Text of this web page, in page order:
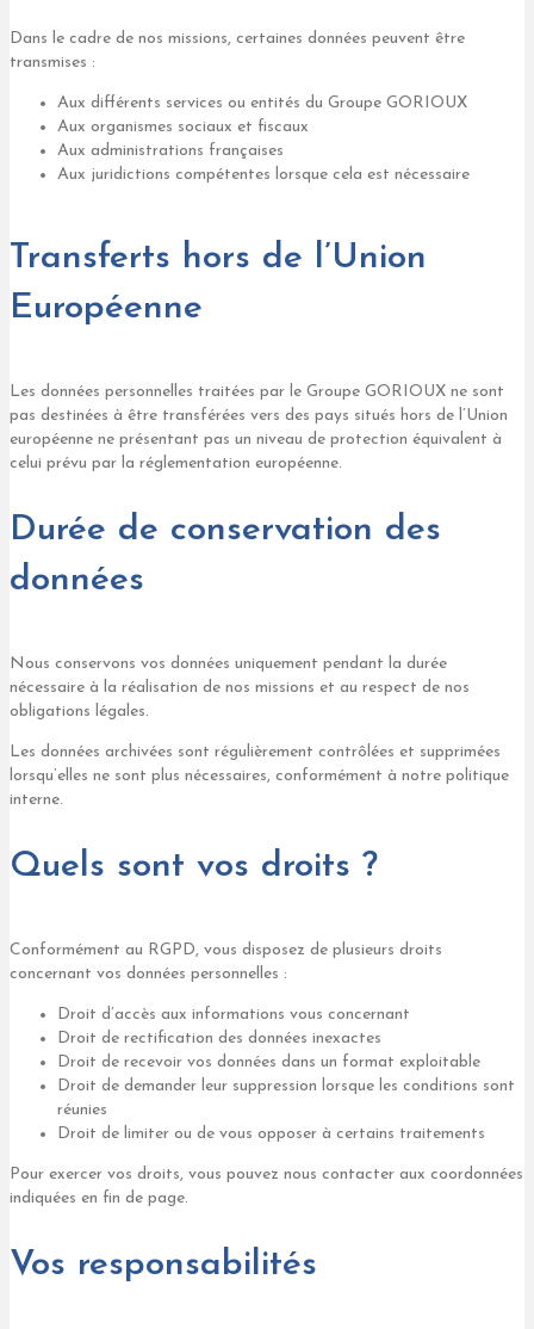
Dans le cadre de nos missions, certaines données peuvent être
transmises :
Aux différents services ou entités du Groupe GORIOUX
Aux organismes sociaux et fiscaux
Aux administrations françaises
Aux juridictions compétentes lorsque cela est nécessaire
Transferts hors de l’Union
Européenne
Les données personnelles traitées par le Groupe GORIOUX ne sont
pas destinées à être transférées vers des pays situés hors de l’Union
européenne ne présentant pas un niveau de protection équivalent à
celui prévu par la réglementation européenne.
Durée de conservation des
données
Nous conservons vos données uniquement pendant la durée
nécessaire à la réalisation de nos missions et au respect de nos
obligations légales.
Les données archivées sont régulièrement contrôlées et supprimées
lorsqu’elles ne sont plus nécessaires, conformément à notre politique
interne.
Quels sont vos droits ?
Conformément au RGPD, vous disposez de plusieurs droits
concernant vos données personnelles :
Droit d’accès aux informations vous concernant
Droit de rectification des données inexactes
Droit de recevoir vos données dans un format exploitable
Droit de demander leur suppression lorsque les conditions sont
réunies
Droit de limiter ou de vous opposer à certains traitements
Pour exercer vos droits, vous pouvez nous contacter aux coordonnées
indiquées en fin de page.
Vos responsabilités